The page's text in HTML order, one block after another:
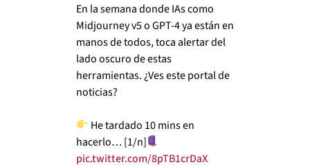
En la semana donde IAs como
Midjourney v5 o GPT-4 ya están en
manos de todos, toca alertar del
lado oscuro de estas
herramientas. ¿Ves este portal de
noticias?
He tardado 10 mins en
hacerlo… [1/n]
pic.twitter.com/8pTB1crDaX